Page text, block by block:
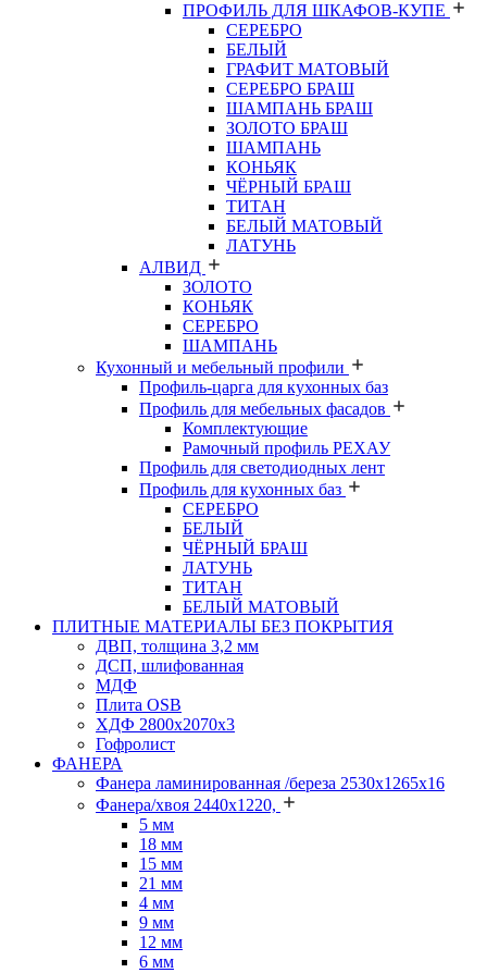
ПРОФИЛЬ ДЛЯ ШКАФОВ-КУПЕ
СЕРЕБРО
БЕЛЫЙ
ГРАФИТ МАТОВЫЙ
СЕРЕБРО БРАШ
ШАМПАНЬ БРАШ
ЗОЛОТО БРАШ
ШАМПАНЬ
КОНЬЯК
ЧЁРНЫЙ БРАШ
ТИТАН
БЕЛЫЙ МАТОВЫЙ
ЛАТУНЬ
АЛВИД
ЗОЛОТО
КОНЬЯК
СЕРЕБРО
ШАМПАНЬ
Кухонный и мебельный профили
Профиль-царга для кухонных баз
Профиль для мебельных фасадов
Комплектующие
Рамочный профиль РЕХАУ
Профиль для светодиодных лент
Профиль для кухонных баз
СЕРЕБРО
БЕЛЫЙ
ЧЁРНЫЙ БРАШ
ЛАТУНЬ
ТИТАН
БЕЛЫЙ МАТОВЫЙ
ПЛИТНЫЕ МАТЕРИАЛЫ БЕЗ ПОКРЫТИЯ
ДВП, толщина 3,2 мм
ДСП, шлифованная
МДФ
Плита OSB
ХДФ 2800х2070х3
Гофролист
ФАНЕРА
Фанера ламинированная /береза 2530х1265х16
Фанера/хвоя 2440х1220,
5 мм
18 мм
15 мм
21 мм
4 мм
9 мм
12 мм
6 мм